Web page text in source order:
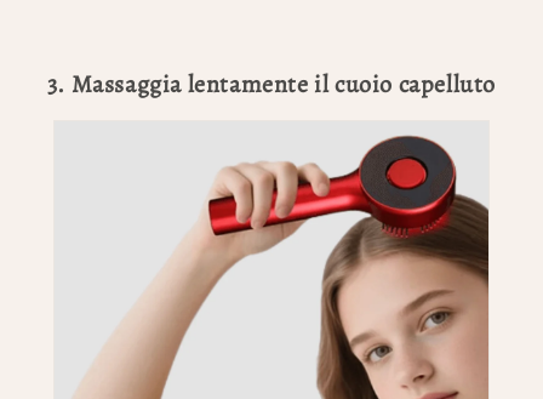
3. Massaggia lentamente il cuoio capelluto